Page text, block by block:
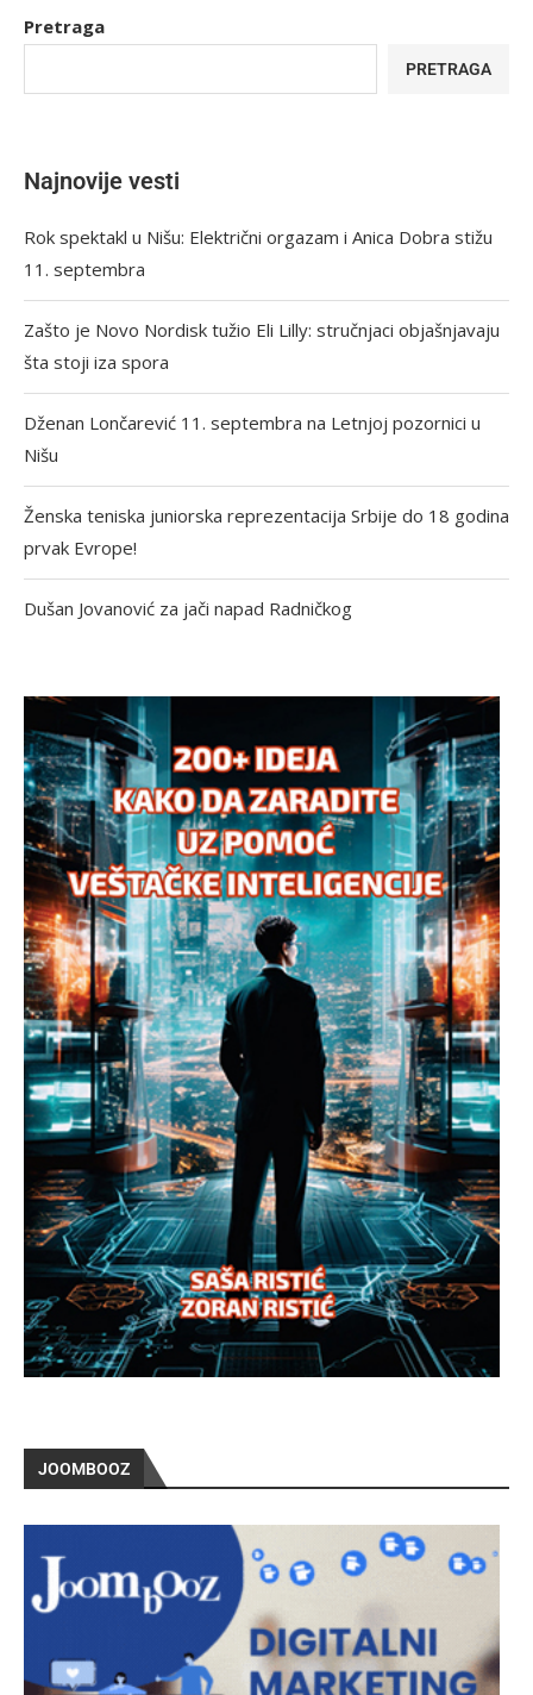
Pretraga
PRETRAGA
Najnovije vesti
Rok spektakl u Nišu: Električni orgazam i Anica Dobra stižu
11. septembra
Zašto je Novo Nordisk tužio Eli Lilly: stručnjaci objašnjavaju
šta stoji iza spora
Dženan Lončarević 11. septembra na Letnjoj pozornici u
Nišu
Ženska teniska juniorska reprezentacija Srbije do 18 godina
prvak Evrope!
Dušan Jovanović za jači napad Radničkog
JOOMBOOZ